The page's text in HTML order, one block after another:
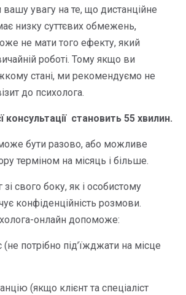
вашу увагу на те, що дистанційне
низку суттєвих обмежень,
не мати того ефекту, який
роботі. Тому якщо ви
стані, ми рекомендуємо не
до психолога.
консультації становить 55 хвилин.
бути разово, або можливе
терміном на місяць і більше.
свого боку, як і особистому
конфіденційність розмови.
онлайн допоможе:
потрібно під’їжджати на місце
(якщо клієнт та спеціаліст